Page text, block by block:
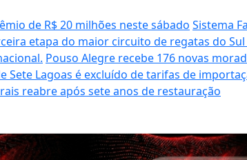
de R$ 20 milhões neste sábado Sistema
etapa do maior circuito de regatas do
Pouso Alegre recebe 176 novas
Sete Lagoas é excluído de tarifas de
reabre após sete anos de restauração